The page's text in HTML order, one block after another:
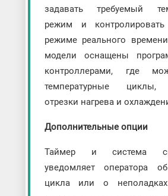
задавать требуемый
режим и
режиме реального
модели оснащены
контроллерами, где
температурные циклы,
отрезки нагрева и
Дополнительные опции
Таймер и система
уведомляет оператора
цикла или о